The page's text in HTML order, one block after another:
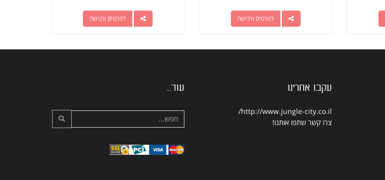
לפרטים ורכישה לפרטים ורכישה
עקבו אחרינו
http://www.jungle-city.co.il/
צרו קשר שתפו אותנו!
עוד...